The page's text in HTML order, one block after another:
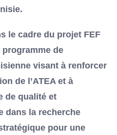
le cadre du projet FEF
de
visant à renforcer
de l’ATEA et à
de qualité et
dans la recherche
pour une